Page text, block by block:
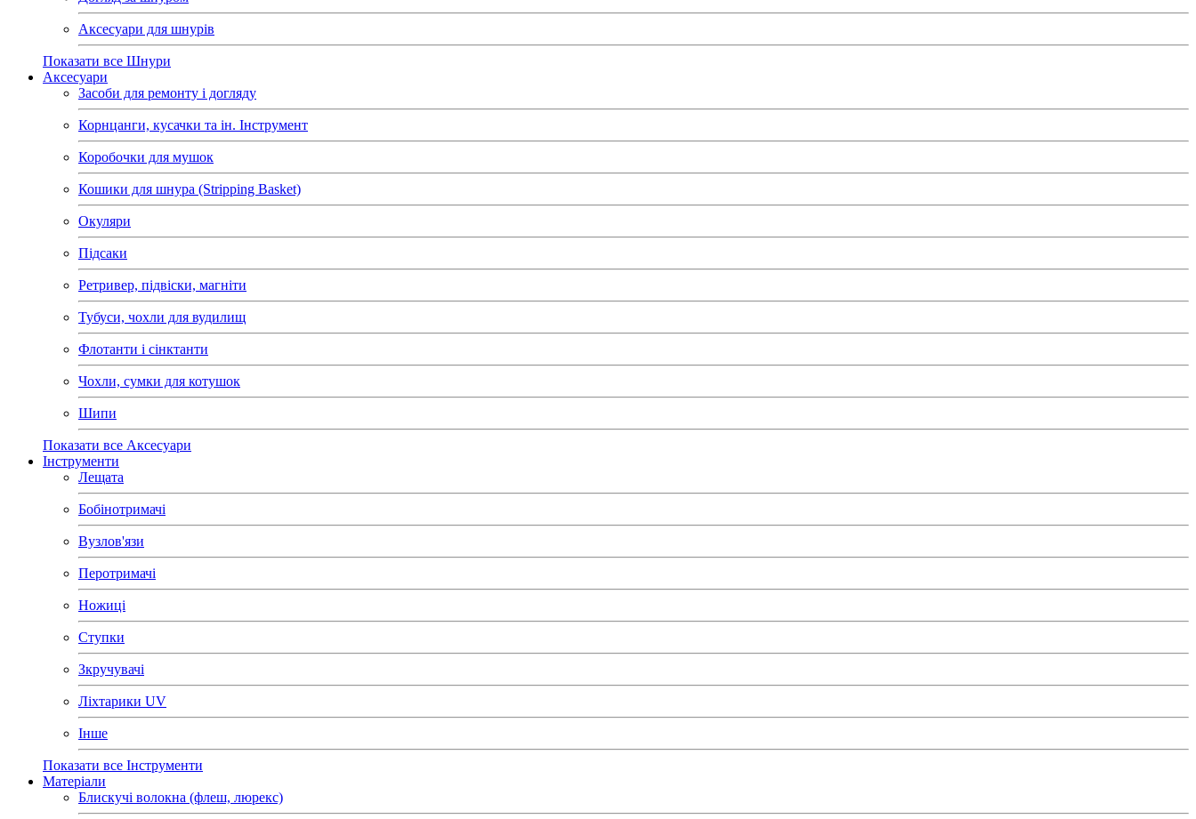
Аксесуари для шнурів
Показати все Шнури
Аксесуари
Засоби для ремонту і догляду
Корнцанги, кусачки та ін. Інструмент
Коробочки для мушок
Кошики для шнура (Stripping Basket)
Окуляри
Підсаки
Ретривер, підвіски, магніти
Тубуси, чохли для вудилищ
Флотанти і сінктанти
Чохли, сумки для котушок
Шипи
Показати все Аксесуари
Інструменти
Лещата
Бобінотримачі
Вузлов'язи
Перотримачі
Ножиці
Ступки
Зкручувачі
Ліхтарики UV
Інше
Показати все Інструменти
Матеріали
Блискучі волокна (флеш, люрекс)